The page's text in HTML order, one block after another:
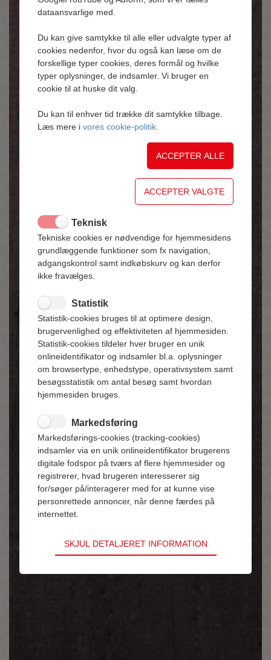
dataansvarlige med.
Du kan give samtykke til alle eller udvalgte typer af
cookies nedenfor, hvor du også kan læse om de
forskellige typer cookies, deres formål og hvilke
typer oplysninger, de indsamler. Vi bruger en
cookie til at huske dit valg.
Du kan til enhver tid trække dit samtykke tilbage.
Læs mere i vores cookie-politik
Teknisk
Tekniske cookies er nødvendige for hjemmesidens
grundlæggende funktioner som fx navigation,
adgangskontrol samt indkøbskurv og kan derfor
ikke fravælges.
Statistik
Statistik-cookies bruges til at optimere design,
brugervenlighed og effektiviteten af hjemmesiden.
Statistik-cookies tildeler hver bruger en unik
onlineidentifikator og indsamler bl.a. oplysninger
om browsertype, enhedstype, operativsystem samt
besøgsstatistik om antal besøg samt hvordan
hjemmesiden bruges.
Markedsføring
Markedsførings-cookies (tracking-cookies)
indsamler via en unik onlineidentifikator brugerens
digitale fodspor på tværs af flere hjemmesider og
registrerer, hvad brugeren interesserer sig
for/søger på/interagerer med for at kunne vise
personrettede annoncer, når denne færdes på
internettet.
SKJUL DETALJERET INFORMATION